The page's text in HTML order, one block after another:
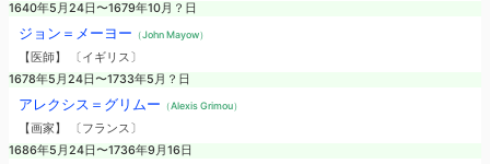
1640年5月24日〜1679年10月？日
ジョン＝メーヨー （John Mayow）
【医師】 〔イギリス〕
1678年5月24日〜1733年5月？日
アレクシス＝グリムー （Alexis Grimou）
【画家】 〔フランス〕
1686年5月24日〜1736年9月16日